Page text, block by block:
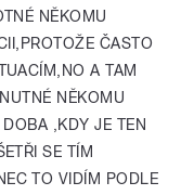
NĚKOMU
ČASTO
A TAM
NĚKOMU
,KDY JE TEN
SE TÍM
TO VIDÍM PODLE